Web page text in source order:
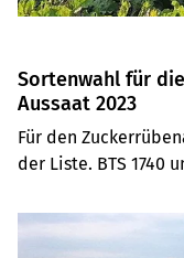
Sortenwahl für
Aussaat 2023
Für den
der Liste. BTS 1740
Schutz) als Klassik-
es mit BTS 4825